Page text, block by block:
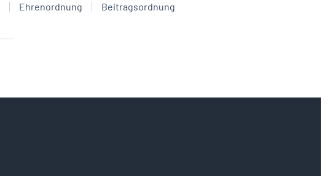
Ehrenordnung Beitragsordnung